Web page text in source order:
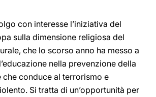
con interesse l’iniziativa del
sulla dimensione religiosa del
che lo scorso anno ha messo a
nella prevenzione della
conduce al terrorismo e
Si tratta di un’opportunità per